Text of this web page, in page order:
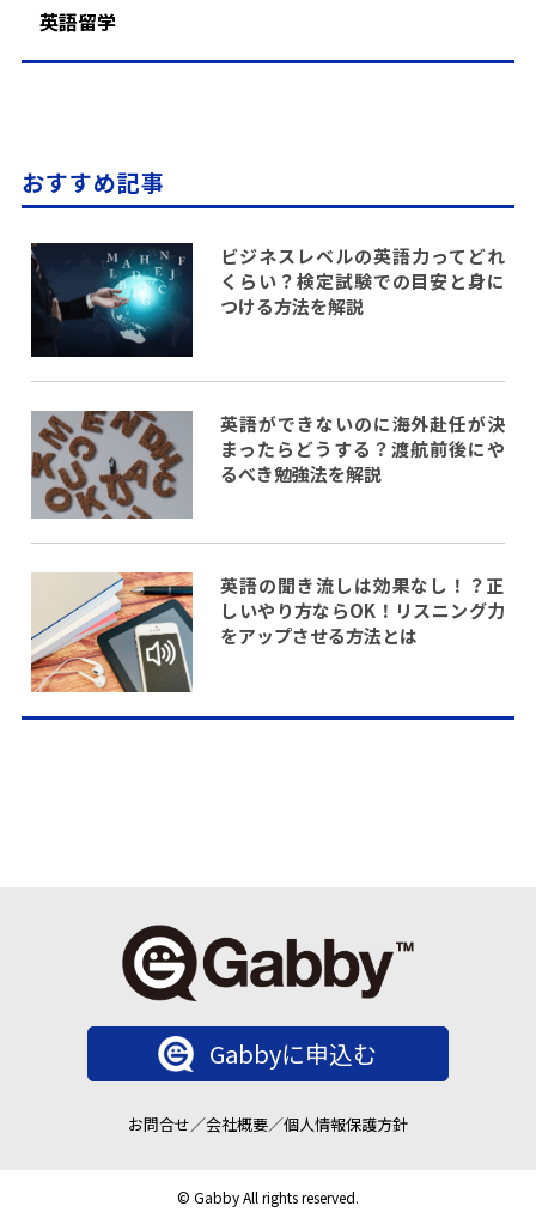
英語留学
おすすめ記事
ビジネスレベルの英語力ってどれ
くらい？検定試験での目安と身に
つける方法を解説
英語ができないのに海外赴任が決
まったらどうする？渡航前後にや
るべき勉強法を解説
英語の聞き流しは効果なし！？正
しいやり方ならOK！リスニング力
をアップさせる方法とは
Gabbyに申込む
お問合せ／会社概要／個人情報保護方針
© Gabby All rights reserved.